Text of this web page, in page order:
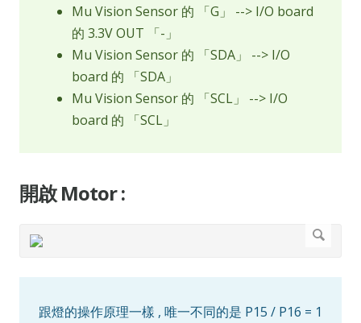
Mu Vision Sensor 的 「G」 --> I/O board
的 3.3V OUT 「-」
Mu Vision Sensor 的 「SDA」 --> I/O
board 的 「SDA」
Mu Vision Sensor 的 「SCL」 --> I/O
board 的 「SCL」
開啟 Motor :
跟燈的操作原理一樣 , 唯一不同的是 P15 / P16 = 1